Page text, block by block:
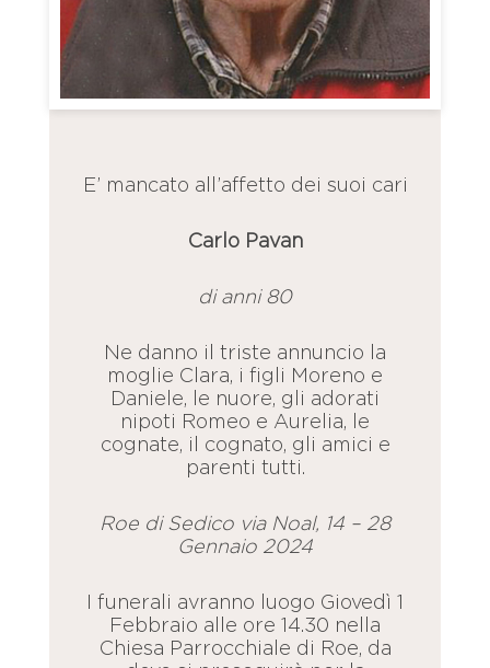
E’ mancato all’affetto dei suoi cari
Carlo Pavan
di anni 80
Ne danno il triste annuncio la
moglie Clara, i figli Moreno e
Daniele, le nuore, gli adorati
nipoti Romeo e Aurelia, le
cognate, il cognato, gli amici e
parenti tutti.
Roe di Sedico via Noal, 14 – 28
Gennaio 2024
I funerali avranno luogo Giovedì 1
Febbraio alle ore 14.30 nella
Chiesa Parrocchiale di Roe, da